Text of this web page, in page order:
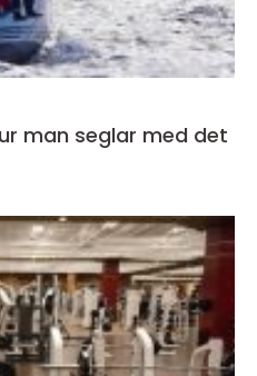
man seglar med det